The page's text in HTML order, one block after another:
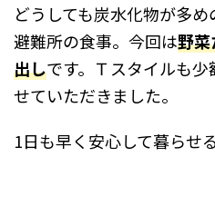
どうしても炭水化物が多め
避難所の食事。今回は野菜
出しです。Ｔスタイルも
せていただきました。
1日も早く安心して暮らせ